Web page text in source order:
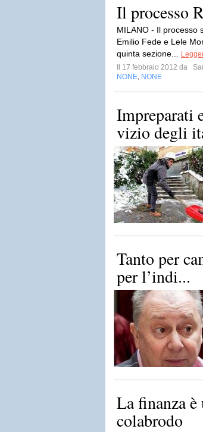
Il processo
MILANO - Il processo
Emilio Fede e Lele
quinta sezione...
Il 17 febbraio 2012 da
NONE NONE
Impreparati
vizio degli
Tanto per
per l’indi...
La finanza
colabrodo